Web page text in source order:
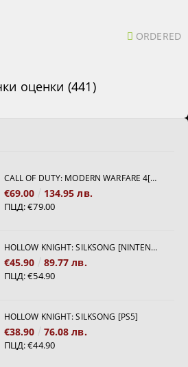
ORDERED
оценки (441)
CALL OF DUTY: MODERN WARFARE 4[PS5]
€69.00 134.95 лв.
ПЦД:€79.00
HOLLOW KNIGHT: SILKSONG [NINTENDO SWITCH 2]
€45.90 89.77 лв.
ПЦД:€54.90
HOLLOW KNIGHT: SILKSONG [PS5]
€38.90 76.08 лв.
ПЦД:€44.90